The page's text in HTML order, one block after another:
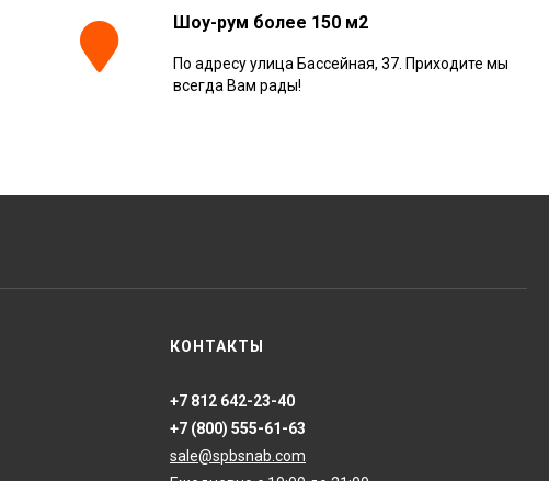
Шоу-рум более 150 м2
По адресу улица Бассейная, 37. Приходите мы
всегда Вам рады!
КОНТАКТЫ
+7 812 642-23-40
+7 (800) 555-61-63
sale@spbsnab.com